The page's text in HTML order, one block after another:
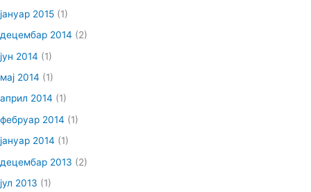
јануар 2015 (1)
децембар 2014 (2)
јун 2014 (1)
мај 2014 (1)
април 2014 (1)
фебруар 2014 (1)
јануар 2014 (1)
децембар 2013 (2)
јул 2013 (1)